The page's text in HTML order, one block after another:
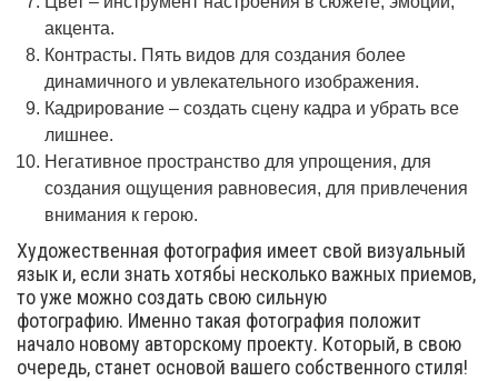
акцента.
Контрасты. Пять видов для создания более
динамичного и увлекательного изображения.
Кадрирование – создать сцену кадра и убрать все
лишнее.
Негативное пространство для упрощения, для
создания ощущения равновесия, для привлечения
внимания к герою.
Художественная фотография имеет свой визуальный
язык и, если знать хотябьі несколько важных приемов,
то уже можно создать свою сильную
фотографию. Именно такая фотография положит
начало новому авторскому проекту. Который, в свою
очередь, станет основой вашего собственного стиля!